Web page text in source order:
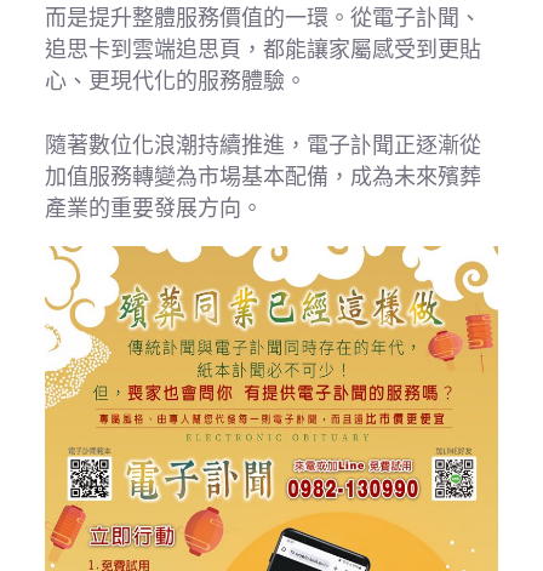
而是提升整體服務價值的一環。從電子訃聞、
追思卡到雲端追思頁，都能讓家屬感受到更貼
心、更現代化的服務體驗。
隨著數位化浪潮持續推進，電子訃聞正逐漸從
加值服務轉變為市場基本配備，成為未來殯葬
產業的重要發展方向。